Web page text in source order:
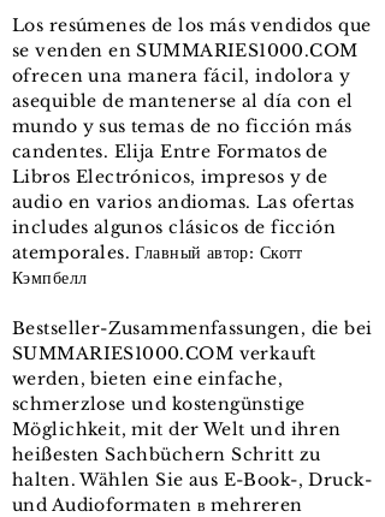
Los resúmenes de los más vendidos que
se venden en SUMMARIES1000.COM
ofrecen una manera fácil, indolora y
asequible de mantenerse al día con el
mundo y sus temas de no ficción más
candentes. Elija Entre Formatos de
Libros Electrónicos, impresos y de
audio en varios andiomas. Las ofertas
includes algunos clásicos de ficción
atemporales. Главный автор: Скотт
Кэмпбелл
Bestseller-Zusammenfassungen, die bei
SUMMARIES1000.COM verkauft
werden, bieten eine einfache,
schmerzlose und kostengünstige
Möglichkeit, mit der Welt und ihren
heißesten Sachbüchern Schritt zu
halten. Wählen Sie aus E-Book-, Druck-
und Audioformaten в mehreren